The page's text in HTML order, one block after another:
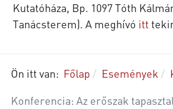
Kutatóháza, Bp. 1097 Tóth
Tanácsterem). A meghívó itt
Ön itt van: Főlap Események
Konferencia: Az erőszak